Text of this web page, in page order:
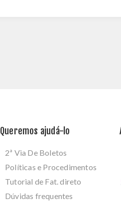
Queremos ajudá-lo
2ª Via De Boletos
Políticas e Procedimentos
Tutorial de Fat. direto
Dúvidas frequentes